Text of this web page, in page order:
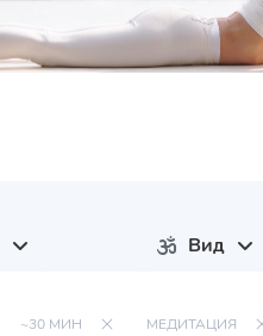
Вид
~30 МИН МЕДИТАЦИЯ